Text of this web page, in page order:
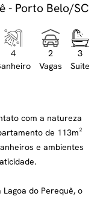
- Porto Belo/SC
4
2
Vagas
3
Suite
com a natureza
de 113m²
e ambientes
do Perequê, o